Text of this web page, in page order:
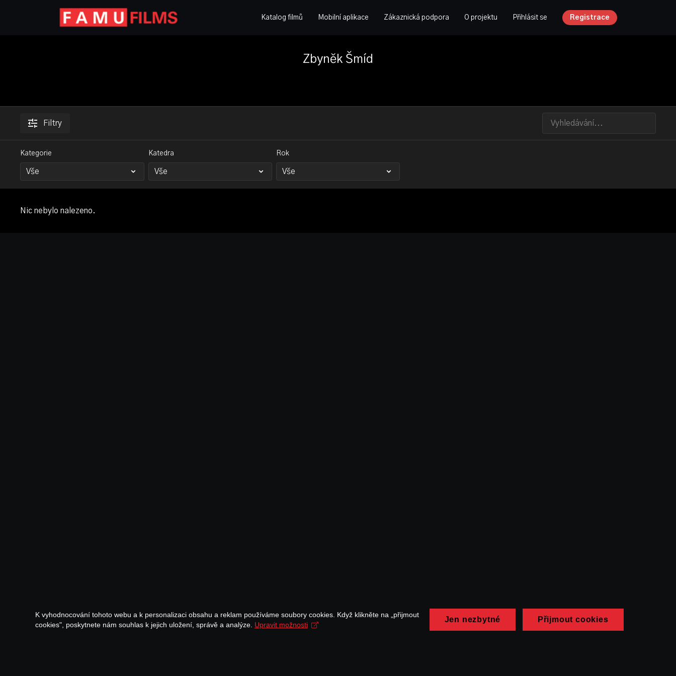
Katalog filmů Mobilní aplikace Zákaznická podpora O projektu Přihlásit se Registrace
Zbyněk Šmíd
Filtry
Kategorie Katedra Rok
Nic nebylo nalezeno.
K vyhodnocování tohoto webu a k personalizaci obsahu a reklam používáme soubory cookies. Když klikněte na „přijmout
cookies", poskytnete nám souhlas k jejich uložení, správě a analýze. Upravit možnosti
Jen nezbytné Přijmout cookies